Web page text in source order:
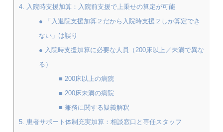
4. 入院時支援加算：入院前支援で上乗せの算定が可能
● 「入退院支援加算２だから入院時支援２しか算定でき
ない」は誤り
● 入院時支援加算に必要な人員（200床以上／未満で異な
る）
■ 200床以上の病院
■ 200床未満の病院
■ 兼務に関する疑義解釈
5. 患者サポート体制充実加算：相談窓口と専任スタッフ